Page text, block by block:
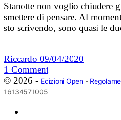
Stanotte non voglio chiudere
smettere di pensare. Al
sto scrivendo, sono quasi le
Riccardo 09/04/2020
1 Comment
© 2026 - Edizioni Open-
16134571005